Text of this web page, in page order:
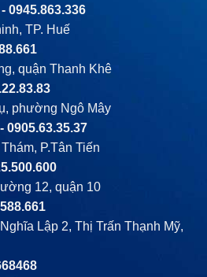
0945.863.336
TP. Huế
quận Thanh Khê
phường Ngô Mây
0905.63.35.37
P.Tân Tiến
12, quận 10
Lập 2, Thị Trấn Thạnh Mỹ,